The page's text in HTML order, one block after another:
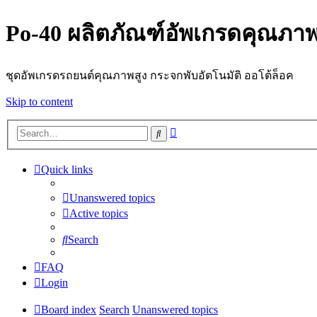
Po-40 ผลิตภัณฑ์อัพเกรดคุณภา
ชุดอัพเกรดรถยนต์คุณภาพสูง กระจกพับอัตโนมัติ ออโต้ล็อค
Skip to content
Search
Quick links
Unanswered topics
Active topics
Search
FAQ
Login
Board index Search Unanswered topics